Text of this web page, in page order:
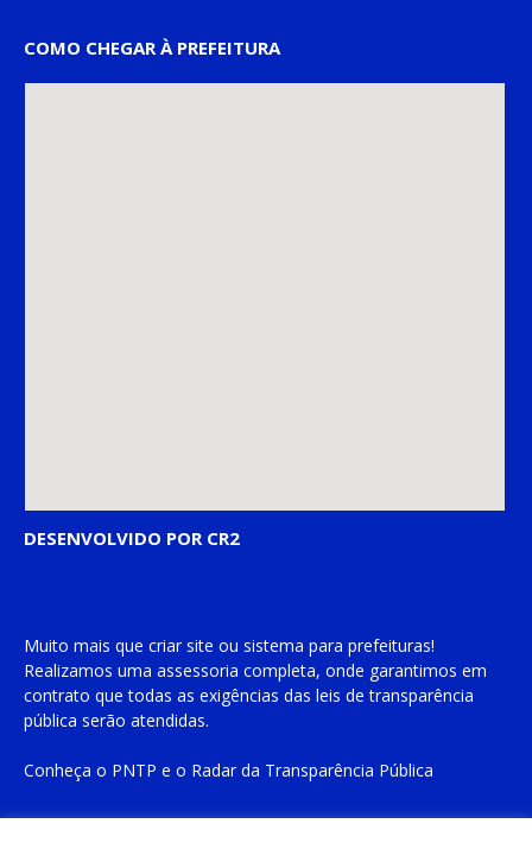
COMO CHEGAR À PREFEITURA
DESENVOLVIDO POR CR2
Muito mais que criar site ou sistema para prefeituras!
Realizamos uma assessoria completa, onde garantimos em
contrato que todas as exigências das leis de transparência
pública serão atendidas.
Conheça o PNTP e o Radar da Transparência Pública